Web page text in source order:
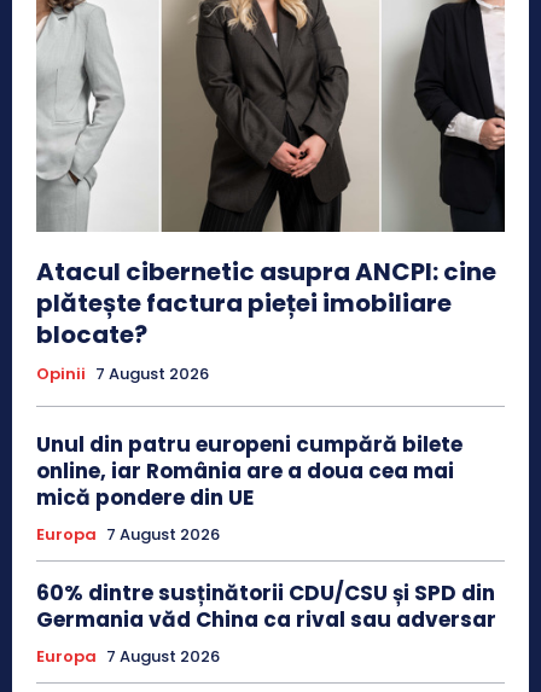
Atacul cibernetic asupra ANCPI: cine
plătește factura pieței imobiliare
blocate?
Opinii 7 August 2026
Unul din patru europeni cumpără bilete
online, iar România are a doua cea mai
mică pondere din UE
Europa 7 August 2026
60% dintre susținătorii CDU/CSU și SPD din
Germania văd China ca rival sau adversar
Europa 7 August 2026